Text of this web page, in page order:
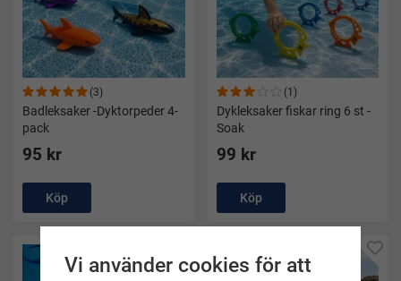
(3)
Badleksaker -Dyktorpeder 4-
pack
95 kr
Köp
(1)
Dykleksaker fiskar ring 6 st -
Soak
99 kr
Köp
Vi använder cookies för att